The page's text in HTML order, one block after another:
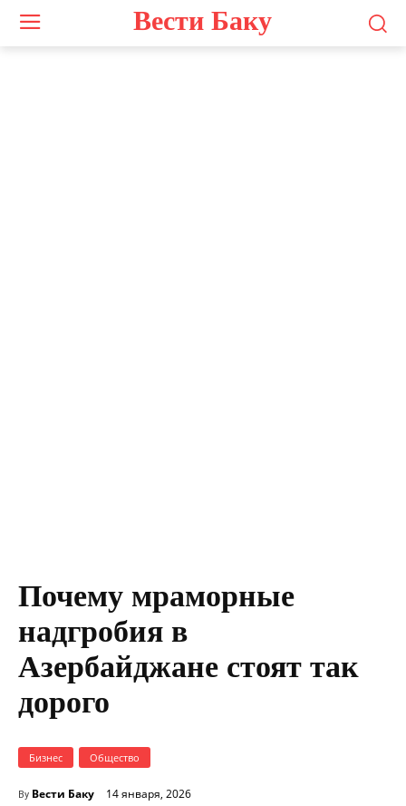
Вести Баку
Почему мраморные
надгробия в
Азербайджане стоят так
дорого
Бизнес Общество
By Вести Баку 14 января, 2026